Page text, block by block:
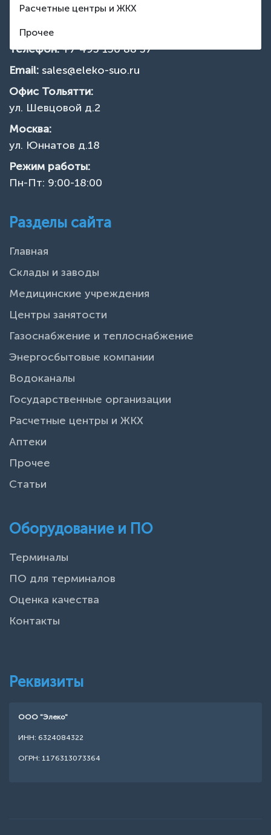
Расчетные центры и ЖКХ
Прочее
Телефон: +7 495 150 88 37
Email: sales@eleko-suo.ru
Офис Тольятти:
ул. Шевцовой д.2
Москва:
ул. Юннатов д.18
Режим работы:
Пн-Пт: 9:00-18:00
Разделы сайта
Главная
Склады и заводы
Медицинские учреждения
Центры занятости
Газоснабжение и теплоснабжение
Энергосбытовые компании
Водоканалы
Государственные организации
Расчетные центры и ЖКХ
Аптеки
Прочее
Статьи
Оборудование и ПО
Терминалы
ПО для терминалов
Оценка качества
Контакты
Реквизиты
ООО "Элеко"
ИНН: 6324084322
ОГРН: 1176313073364